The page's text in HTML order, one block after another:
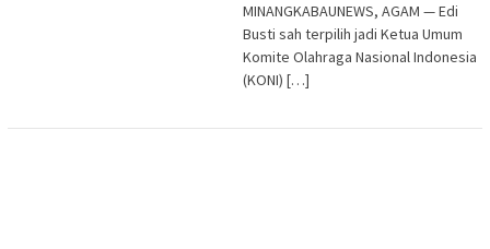
MINANGKABAUNEWS, AGAM — Edi
Busti sah terpilih jadi Ketua Umum
Komite Olahraga Nasional Indonesia
(KONI) […]